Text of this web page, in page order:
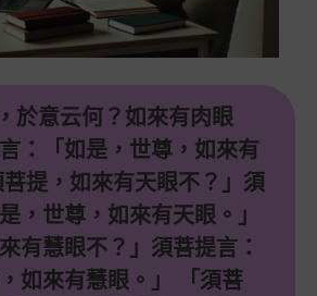
於意云何？如來有肉眼
：「如是，世尊，如來有
提，如來有天眼不？」須
，世尊，如來有天眼。」
有慧眼不？」須菩提言：
，如來有慧眼。」 「須菩